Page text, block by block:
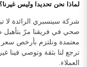
لماذا نحن تحديدا وليس غيرنا؟
شركة سينسبري الرائدة لا
صحي في فريقنا مرّ بتأهيل
معتمدة ونلتزم بأرخص سعر
ترجع لنا بثقة وتوصي فينا
العملاء.